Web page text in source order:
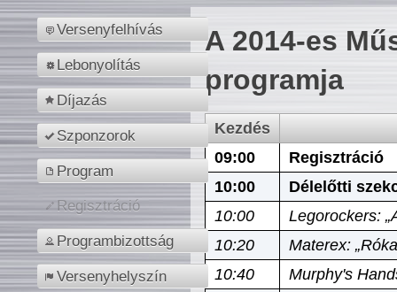
Versenyfelhívás
Lebonyolítás
Díjazás
Szponzorok
Program
Regisztráció
Programbizottság
Versenyhelyszín
A 2014-es
programja
Kezdés
09:00
Regisztráció
10:00
Délelőtti
10:00
Legorockers:
10:20
Materex:
10:40
Murphy's